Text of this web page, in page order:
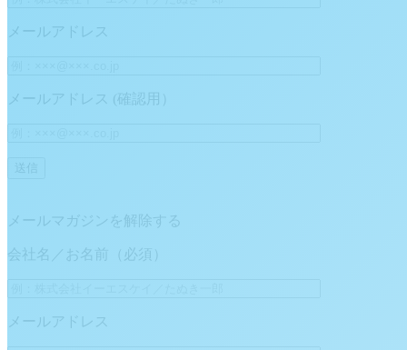
メールアドレス
メールアドレス (確認用）
メールマガジンを解除する
会社名／お名前（必須）
メールアドレス